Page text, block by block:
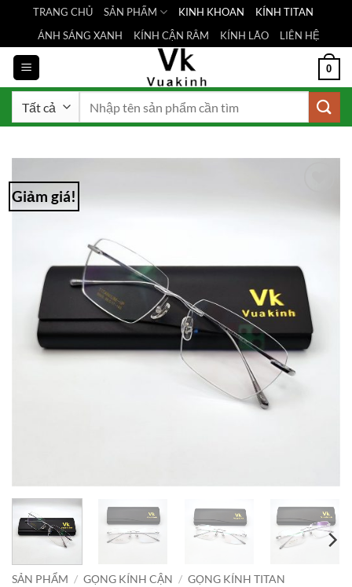
nội
dung
TRANG CHỦ SẢN PHẨM KINH KHOAN
KÍNH TITAN
ÁNH SÁNG XANH
KÍNH CẬN RÂM KÍNH LÃO LIÊN HỆ
0
Giảm giá!
SẢN PHẨM / GỌNG KÍNH CẬN / GỌNG KÍNH TITAN